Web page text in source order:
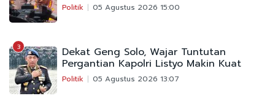
Politik 05 Agustus 2026 15:00
3 Dekat Geng Solo, Wajar Tuntutan
Pergantian Kapolri Listyo Makin Kuat
Politik 05 Agustus 2026 13:07